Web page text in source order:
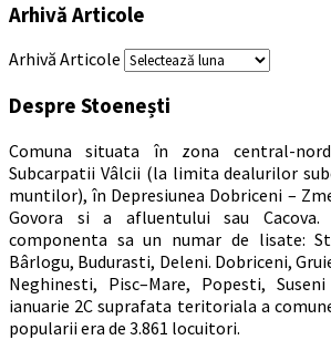
Arhivă Articole
Arhivă Articole
Despre Stoenești
Comuna situata în zona central-
Subcarpatii Vâlcii (la limita dealurilor
muntilor), în Depresiunea Dobriceni –
Govora si a afluentului sau
componenta sa un numar de lisate:
Bârlogu, Budurasti, Deleni. Dobriceni,
Neghinesti, Pisc–Mare, Popesti,
ianuarie 2C suprafata teritoriala a
popularii era de 3.861 locuitori.